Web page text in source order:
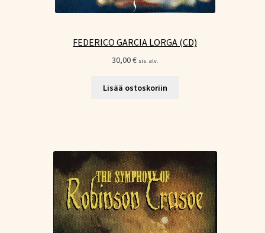
FEDERICO GARCIA LORGA (CD)
30,00€ sis. alv.
Lisää ostoskoriin